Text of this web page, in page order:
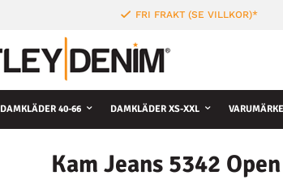
FRI FRAKT (SE VILLKOR)*
DAMKLÄDER 40-66 DAMKLÄDER XS-XXL
Kam Jeans 5342